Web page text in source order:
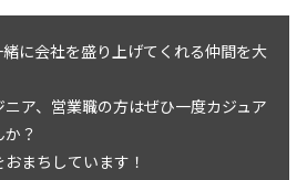
に会社を盛り上げてくれる仲間を大
ア、営業職の方はぜひ一度カジュア
？
まちしています！